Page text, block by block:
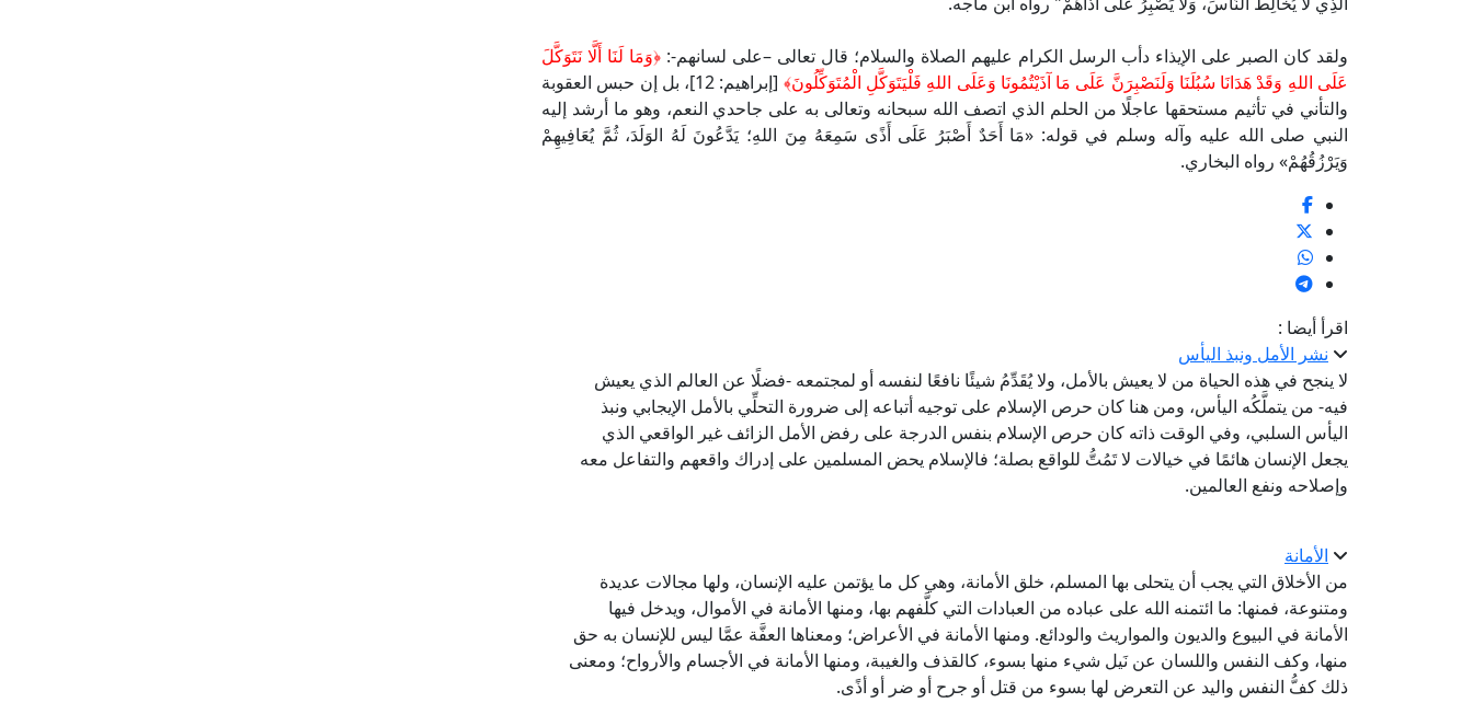
ولقد كان الصبر على الإيذاء دأب الرسل الكرام عليهم الصلاة والسلام؛ قال تعالى –على لسانهم-: ﴿وَمَا لَنَا أَلَّا نَتَوَكَّلَ
عَلَى اللهِ وَقَدْ هَدَانَا سُبُلَنَا وَلَنَصْبِرَنَّ عَلَى مَا آذَيْتُمُونَا وَعَلَى اللهِ فَلْيَتَوَكَّلِ الْمُتَوَكِّلُونَ﴾
[إبراهيم: 12]، بل إن حبس العقوبة
والتأني في تأثيم مستحقها عاجلًا من الحلم الذي اتصف الله سبحانه وتعالى به على جاحدي النعم، وهو ما أرشد إليه
النبي صلى الله عليه وآله وسلم في قوله: «مَا أَحَدٌ أَصْبَرُ عَلَى أَذًى سَمِعَهُ مِنَ اللهِ؛ يَدَّعُونَ لَهُ الوَلَدَ، ثُمَّ يُعَافِيهِمْ
وَيَرْزُقُهُمْ» رواه البخاري.
اقرأ أيضا :
نشر الأمل ونبذ اليأس
لا ينجح في هذه الحياة من لا يعيش بالأمل، ولا يُقَدِّمُ شيئًا نافعًا لنفسه أو لمجتمعه -فضلًا عن العالم الذي يعيش
فيه- من يتملَّكُه اليأس، ومن هنا كان حرص الإسلام على توجيه أتباعه إلى ضرورة التحلِّي بالأمل الإيجابي ونبذ
اليأس السلبي، وفي الوقت ذاته كان حرص الإسلام بنفس الدرجة على رفض الأمل الزائف غير الواقعي الذي
يجعل الإنسان هائمًا في خيالات لا تَمُتُّ للواقع بصلة؛ فالإسلام يحض المسلمين على إدراك واقعهم والتفاعل معه
وإصلاحه ونفع العالمين.
الأمانة
من الأخلاق التي يجب أن يتحلى بها المسلم، خلق الأمانة، وهي كل ما يؤتمن عليه الإنسان، ولها مجالات عديدة
ومتنوعة، فمنها: ما ائتمنه الله على عباده من العبادات التي كلَّفهم بها، ومنها الأمانة في الأموال، ويدخل فيها
الأمانة في البيوع والديون والمواريث والودائع. ومنها الأمانة في الأعراض؛ ومعناها العفَّة عمَّا ليس للإنسان به حق
منها، وكف النفس واللسان عن نَيل شيء منها بسوء، كالقذف والغيبة، ومنها الأمانة في الأجسام والأرواح؛ ومعنى
ذلك كفُّ النفس واليد عن التعرض لها بسوء من قتل أو جرح أو ضر أو أذًى.